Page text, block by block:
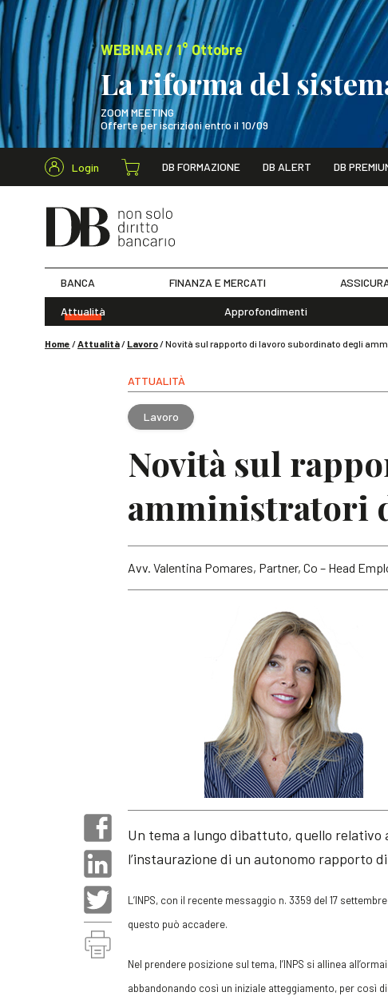
WEBINAR / 1° Ottobre
La riforma del
ZOOM MEETING
Offerte per iscrizioni entro il 10/09
WEBINAR / 1° Ottobre
Login DB FORMAZIONE DB ALERT DB
BANCA FINANZA E MERCATI
Attualità Approfondimenti
Home /Attualità/ Lavoro/Novità sul rapporto di lavoro subordinato degli
ATTUALITÀ
Lavoro
Novità sul
amministratori
Avv. Valentina Pomares, Partner, Co – Head
Un tema a lungo dibattuto, quello
l’instaurazione di un autonomo rapporto
L’INPS, con il recente messaggio n. 3359 del 17
questo può accadere.
Nel prendere posizione sul tema, l’INPS si allinea
abbandonando così un iniziale atteggiamento, per così